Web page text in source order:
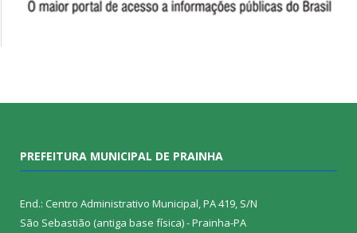
PREFEITURA MUNICIPAL DE PRAINHA
End.: Centro Administrativo Municipal, PA 419, S/N
São Sebastião (antiga base física) - Prainha-PA